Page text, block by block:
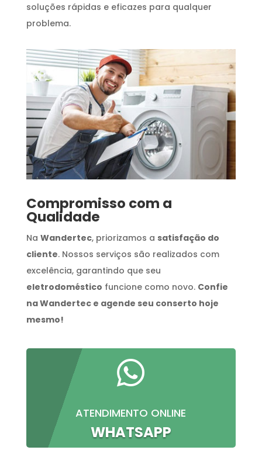
soluções rápidas e eficazes para qualquer
problema.
Compromisso com a
Qualidade
Na Wandertec, priorizamos a satisfação do
cliente. Nossos serviços são realizados com
excelência, garantindo que seu
eletrodoméstico funcione como novo. Confie
na Wandertec e agende seu conserto hoje
mesmo!

ATENDIMENTO ONLINE
WHATSAPP